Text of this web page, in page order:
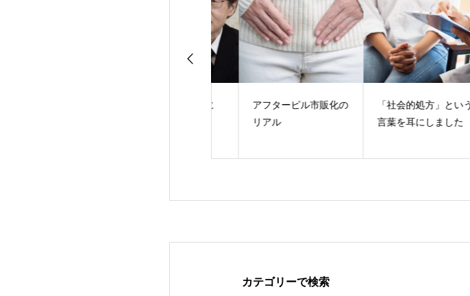
アフターピル市販化の
「社会的処方」という
言葉を耳にしました
カテゴリーで検索